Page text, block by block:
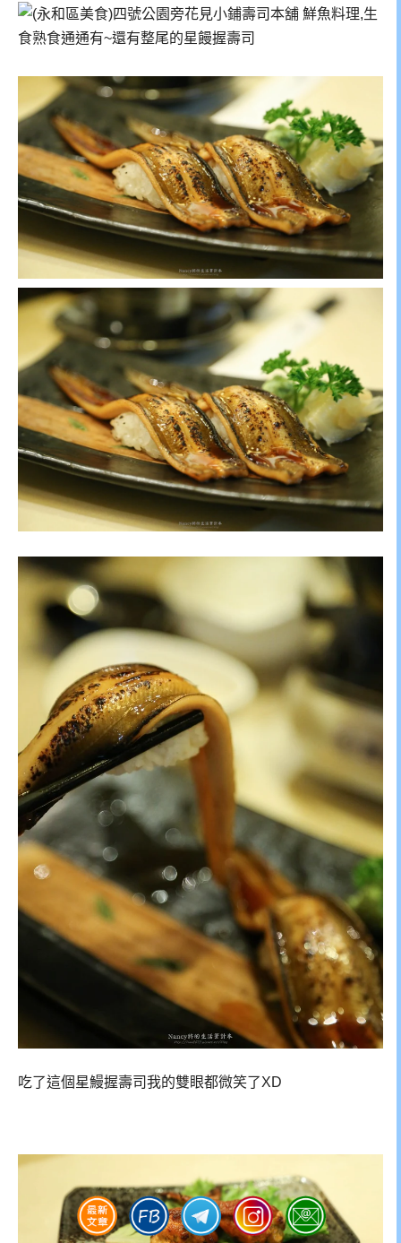
吃了這個星鰻握壽司我的雙眼都微笑了XD